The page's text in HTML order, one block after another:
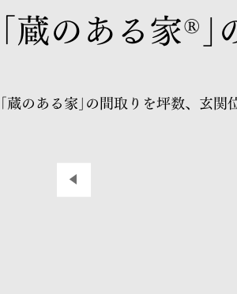
｢蔵のある家® ｣
｢蔵のある家｣の間取りを坪数、玄関